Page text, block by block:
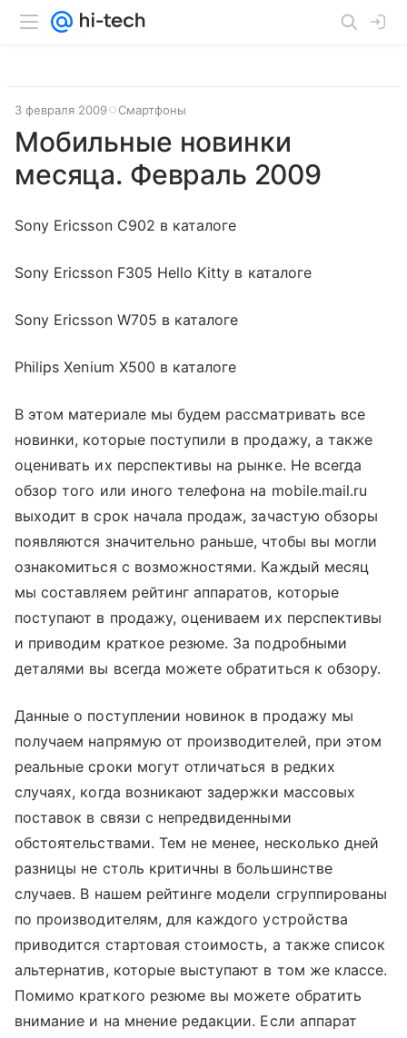
3 февраля 2009 Смартфоны
Мобильные новинки
месяца. Февраль 2009
Sony Ericsson C902 в каталоге
Sony Ericsson F305 Hello Kitty в каталоге
Sony Ericsson W705 в каталоге
Philips Xenium X500 в каталоге
В этом материале мы будем рассматривать все
новинки, которые поступили в продажу, а также
оценивать их перспективы на рынке. Не всегда
обзор того или иного телефона на mobile.mail.ru
выходит в срок начала продаж, зачастую обзоры
появляются значительно раньше, чтобы вы могли
ознакомиться с возможностями. Каждый месяц
мы составляем рейтинг аппаратов, которые
поступают в продажу, оцениваем их перспективы
и приводим краткое резюме. За подробными
деталями вы всегда можете обратиться к обзору.
Данные о поступлении новинок в продажу мы
получаем напрямую от производителей, при этом
реальные сроки могут отличаться в редких
случаях, когда возникают задержки массовых
поставок в связи с непредвиденными
обстоятельствами. Тем не менее, несколько дней
разницы не столь критичны в большинстве
случаев. В нашем рейтинге модели сгруппированы
по производителям, для каждого устройства
приводится стартовая стоимость, а также список
альтернатив, которые выступают в том же классе.
Помимо краткого резюме вы можете обратить
внимание и на мнение редакции. Если аппарат